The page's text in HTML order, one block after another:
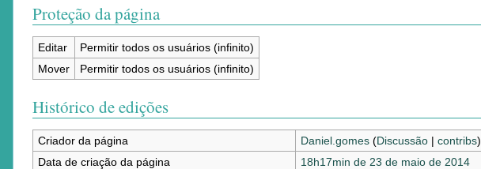
Proteção da página
Editar
Permitir todos os usuários (infinito)
Mover
Permitir todos os usuários (infinito)
Histórico de edições
Criador da página Daniel.gomes (Discussão| contribs)
Data de criação da página
18h17min de 23 de maio de 2014